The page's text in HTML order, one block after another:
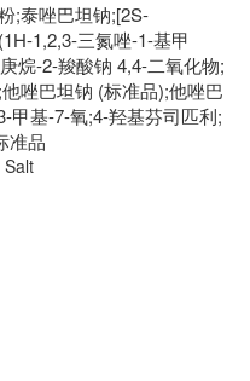
;泰唑巴坦钠;[2S-
1,2,3-三氮唑-1-基甲
烷-2-羧酸钠 4,4-二氧化物;
唑巴坦钠 (标准品);他唑巴
基-7-氧;4-羟基芬司匹利;
准品
Salt